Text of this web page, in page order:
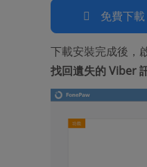
免費下載
下載安裝完成後，
找回遺失的 Viber